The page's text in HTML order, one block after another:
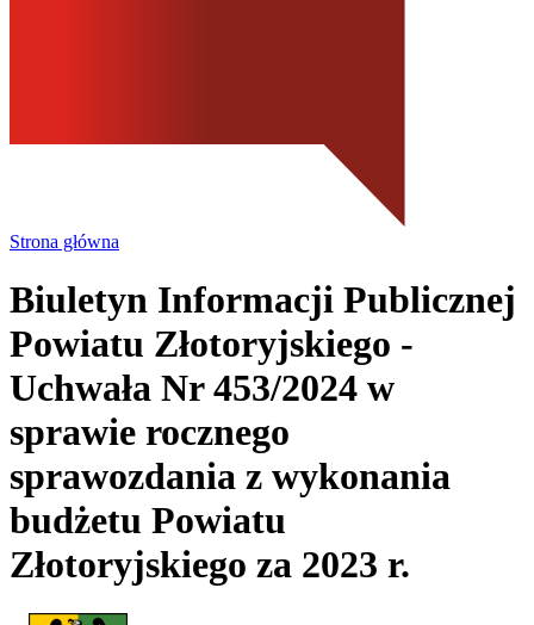
Strona główna
Biuletyn Informacji Publicznej
Powiatu Złotoryjskiego -
Uchwała Nr 453/2024 w
sprawie rocznego
sprawozdania z wykonania
budżetu Powiatu
Złotoryjskiego za 2023 r.